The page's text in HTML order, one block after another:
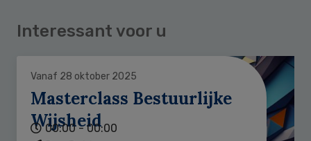
Interessant voor u
Vanaf 28 oktober 2025
Masterclass Bestuurlijke
Wijsheid
00:00 - 00:00